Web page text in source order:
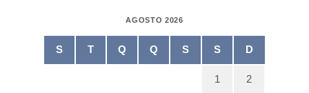
AGOSTO 2026
S T Q Q S S D
1 2